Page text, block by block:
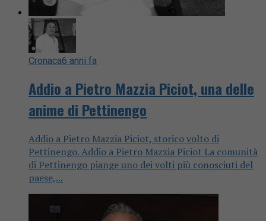
Cronaca6 anni fa
Addio a Pietro Mazzia Piciot, una delle
anime di Pettinengo
Addio a Pietro Mazzia Piciot, storico volto di
Pettinengo. Addio a Pietro Mazzia Piciot La comunità
di Pettinengo piange uno dei volti più conosciuti del
paese,...